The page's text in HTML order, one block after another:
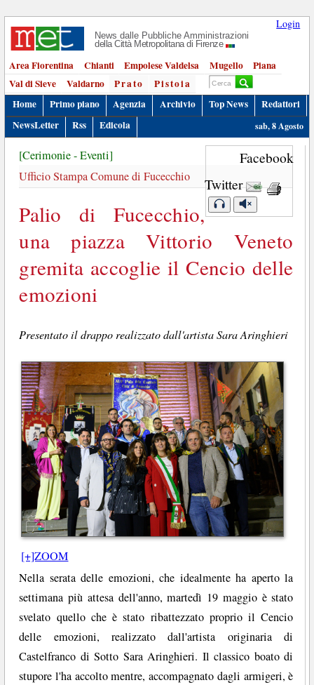
Login
News dalle Pubbliche Amministrazioni
della Città Metropolitana di Firenze
Area Fiorentina Chianti Empolese Valdelsa Mugello
Piana
Val di Sieve
Valdarno Prato
Pistoia
Home
Primo piano Agenzia Archivio Top News
Redattori
NewsLetter
Rss Edicola sab, 8 Agosto
Facebook
Twitter
[Cerimonie - Eventi]
Ufficio Stampa Comune di Fucecchio
Palio di Fucecchio,
una piazza Vittorio Veneto
gremita accoglie il Cencio delle
emozioni
Presentato il drappo realizzato dall'artista Sara Aringhieri
[+]ZOOM
Nella serata delle emozioni, che idealmente ha aperto la
settimana più attesa dell'anno, martedì 19 maggio è stato
svelato quello che è stato ribattezzato proprio il Cencio
delle emozioni, realizzato dall'artista originaria di
Castelfranco di Sotto Sara Aringhieri. Il classico boato di
stupore l'ha accolto mentre, accompagnato dagli armigeri, è